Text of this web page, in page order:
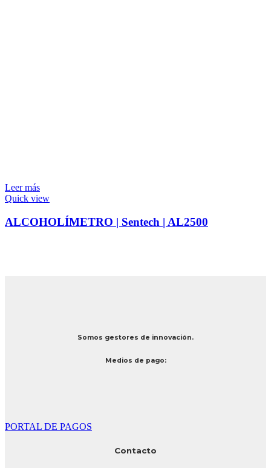
Leer más
Quick view
ALCOHOLÍMETRO | Sentech | AL2500
Somos gestores de innovación.
Medios de pago:
PORTAL DE PAGOS
Contacto